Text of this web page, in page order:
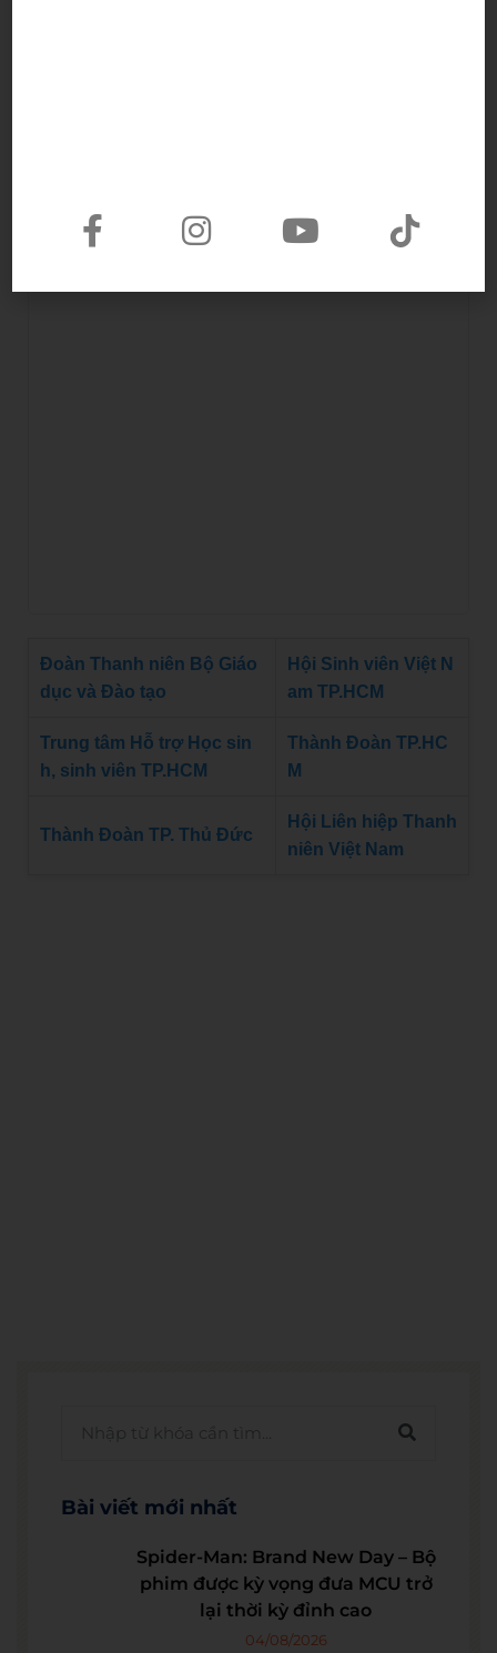
Đoàn Thanh niên Bộ Giáo
dục và Đào tạo
Hội Sinh viên Việt N
am TP.HCM
Trung tâm Hỗ trợ Học sin
h, sinh viên TP.HCM
Thành Đoàn TP.HC
M
Thành Đoàn TP. Thủ Đức
Hội Liên hiệp Thanh
niên Việt Nam
Bài viết mới nhất
Spider-Man: Brand New Day – Bộ
phim được kỳ vọng đưa MCU trở
lại thời kỳ đỉnh cao
04/08/2026